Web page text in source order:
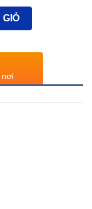
việc chiếu sáng
tác phẩm nghệ
đồng đều: Dù có
ánh sáng
rõ ràng, không
lắp đặt nổi lên
nổi giúp quá trình
Các đèn này có
nơi